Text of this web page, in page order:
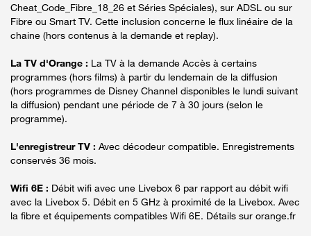
Cheat_Code_Fibre_18_26 et Séries Spéciales), sur ADSL ou sur
Fibre ou Smart TV. Cette inclusion concerne le flux linéaire de la
chaine (hors contenus à la demande et replay).
La TV d'Orange : La TV à la demande Accès à certains
programmes (hors films) à partir du lendemain de la diffusion
(hors programmes de Disney Channel disponibles le lundi suivant
la diffusion) pendant une période de 7 à 30 jours (selon le
programme).
L'enregistreur TV : Avec décodeur compatible. Enregistrements
conservés 36 mois.
Wifi 6E : Débit wifi avec une Livebox 6 par rapport au débit wifi
avec la Livebox 5. Débit en 5 GHz à proximité de la Livebox. Avec
la fibre et équipements compatibles Wifi 6E. Détails sur orange.fr